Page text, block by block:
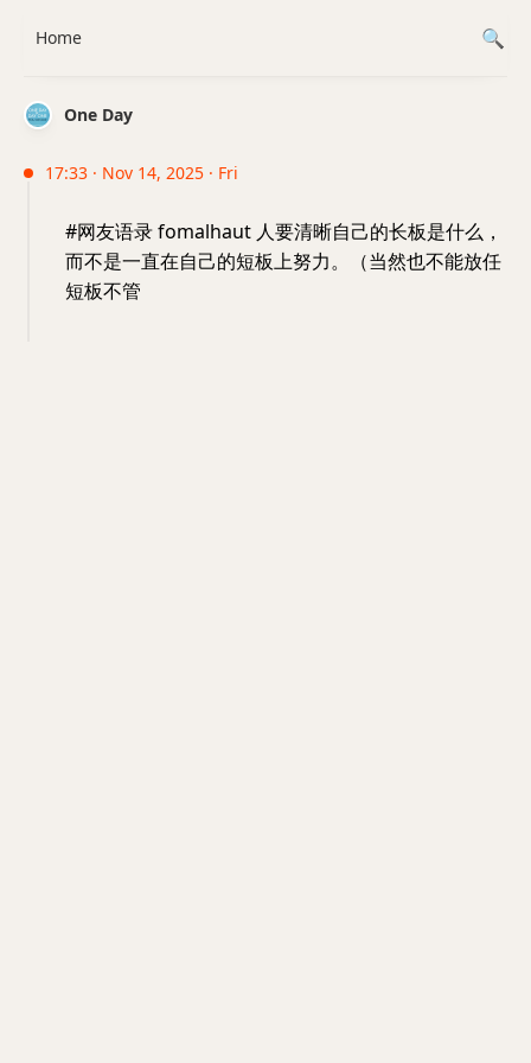
One Day
17:33 · Nov 14, 2025 · Fri
#网友语录 fomalhaut 人要清晰自己的长板是什么，
而不是一直在自己的短板上努力。（当然也不能放任
短板不管
Home